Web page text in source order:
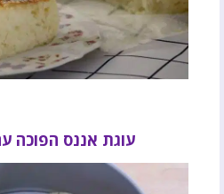
עוגת אננס הפוכה